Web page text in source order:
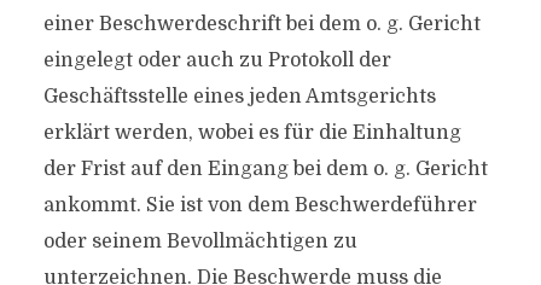
einer Beschwerdeschrift bei dem o. g. Gericht
eingelegt oder auch zu Protokoll der
Geschäftsstelle eines jeden Amtsgerichts
erklärt werden, wobei es für die Einhaltung
der Frist auf den Eingang bei dem o. g. Gericht
ankommt. Sie ist von dem Beschwerdeführer
oder seinem Bevollmächtigen zu
unterzeichnen. Die Beschwerde muss die